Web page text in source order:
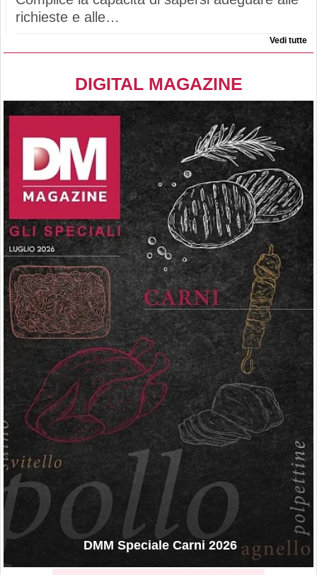
richieste e alle…
Vedi tutte
DIGITAL MAGAZINE
DMM Speciale Carni 2026